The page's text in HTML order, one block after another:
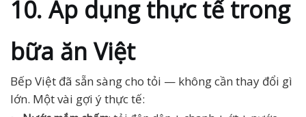
10. Áp dụng thực tế trong
bữa ăn Việt
Bếp Việt đã sẵn sàng cho tỏi — không cần thay đổi gì
lớn. Một vài gợi ý thực tế: